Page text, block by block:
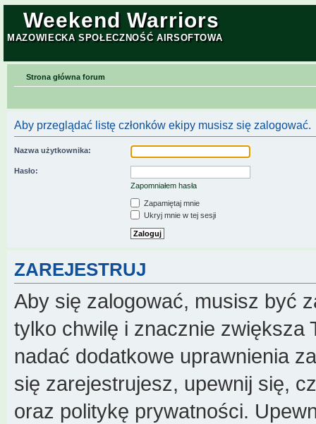
Weekend Warriors
MAZOWIECKA SPOŁECZNOŚĆ AIRSOFTOWA
Strona główna forum
Aby przeglądać listę członków ekipy musisz się zalogować.
Nazwa użytkownika:
Hasło:
Zapomniałem hasła
Zapamiętaj mnie
Ukryj mnie w tej sesji
ZAREJESTRUJ
Aby się zalogować, musisz być
tylko chwilę i znacznie zwiększa
nadać dodatkowe uprawnienia
się zarejestrujesz, upewnij się,
oraz politykę prywatności.